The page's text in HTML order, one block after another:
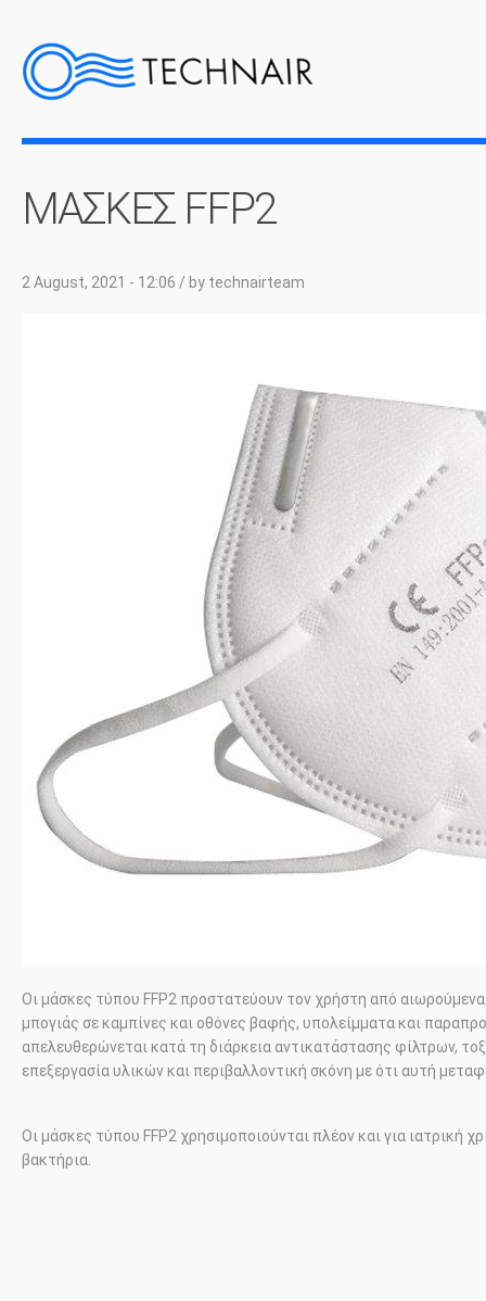
ΜΑΣΚΕΣ FFP2
2 August, 2021 - 12:06 / by technairteam
Οι μάσκες τύπου FFP2 προστατεύουν τον χρήστη από
μπογιάς σε καμπίνες και οθόνες βαφής, υπολείμματα και
απελευθερώνεται κατά τη διάρκεια αντικατάστασης φίλτρων,
επεξεργασία υλικών και περιβαλλοντική σκόνη με ότι αυτή
Οι μάσκες τύπου FFP2 χρησιμοποιούνται πλέον και για ιατρική
βακτήρια.